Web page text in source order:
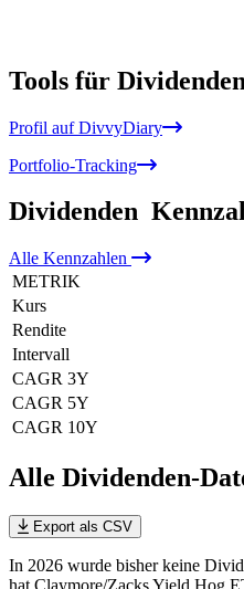
Tools für
Profil auf DivvyDiary
Portfolio-Tracking
Dividenden
Alle Kennzahlen
METRIK
Kurs
Rendite
Intervall
CAGR 3Y
CAGR 5Y
CAGR 10Y
Alle Dividenden-
Export als CSV
In 2026 wurde bisher keine